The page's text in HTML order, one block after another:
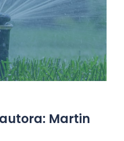
Martin